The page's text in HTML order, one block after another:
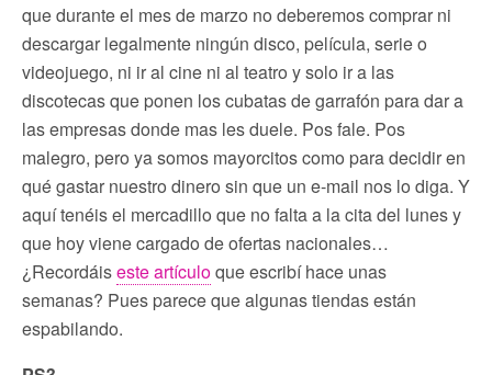
que durante el mes de marzo no deberemos comprar ni
descargar legalmente ningún disco, película, serie o
videojuego, ni ir al cine ni al teatro y solo ir a las
discotecas que ponen los cubatas de garrafón para dar a
las empresas donde mas les duele. Pos fale. Pos
malegro, pero ya somos mayorcitos como para decidir en
qué gastar nuestro dinero sin que un e-mail nos lo diga. Y
aquí tenéis el mercadillo que no falta a la cita del lunes y
que hoy viene cargado de ofertas nacionales…
¿Recordáiseste artículoque escribí hace unas
semanas? Pues parece que algunas tiendas están
espabilando.